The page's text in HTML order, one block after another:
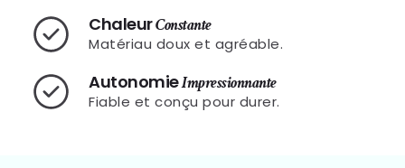
ChaleurConstante
Matériau doux et agréable.
AutonomieImpressionnante
Fiable et conçu pour durer.